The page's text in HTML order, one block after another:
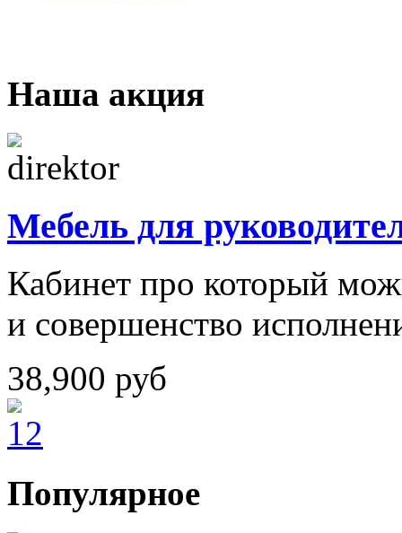
Наша акция
Мебель для
Кабинет про который
и совершенство
38,900 руб
Популярное